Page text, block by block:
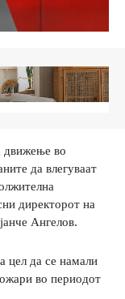
движење во
да влегуваат
директорот на
Ангелов.
цел да се намали
во периодот